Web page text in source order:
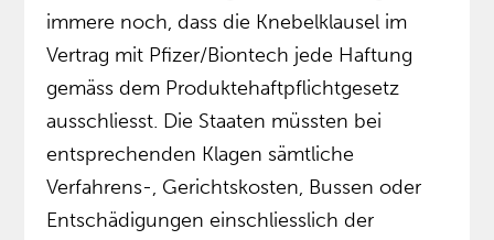
immere noch, dass die Knebelklausel im
Vertrag mit Pfizer/Biontech jede Haftung
gemäss dem Produktehaftpflichtgesetz
ausschliesst. Die Staaten müssten bei
entsprechenden Klagen sämtliche
Verfahrens-, Gerichtskosten, Bussen oder
Entschädigungen einschliesslich der